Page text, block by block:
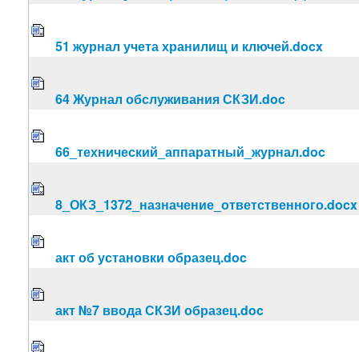
51 журнал учета хранилищ и ключей.docx
64 Журнал обслуживания СКЗИ.doc
66_технический_аппаратный_журнал.doc
8_ОКЗ_1372_назначение_ответственного.docx
акт об установки образец.doc
акт №7 ввода СКЗИ образец.doc